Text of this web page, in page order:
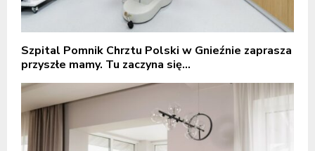
Szpital Pomnik Chrztu Polski w Gnieźnie zaprasza
przyszłe mamy. Tu zaczyna się...